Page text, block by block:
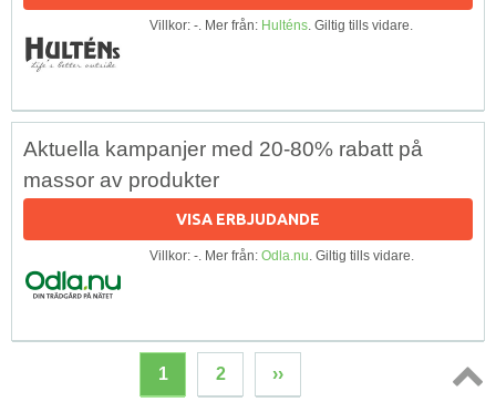
Villkor: -. Mer från: Hulténs. Giltig tills vidare.
Aktuella kampanjer med 20-80% rabatt på
massor av produkter
VISA ERBJUDANDE
Villkor: -. Mer från: Odla.nu. Giltig tills vidare.
1 2 ››